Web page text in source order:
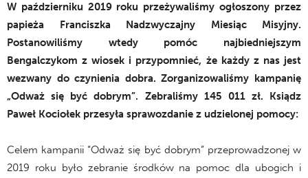
W październiku 2019 roku przeżywaliśmy ogłoszony przez
papieża Franciszka Nadzwyczajny Miesiąc Misyjny.
Postanowiliśmy wtedy pomóc najbiedniejszym
Bengalczykom z wiosek i przypomnieć, że każdy z nas jest
wezwany do czynienia dobra. Zorganizowaliśmy kampanię
„Odważ się być dobrym”. Zebraliśmy 145 011 zł. Ksiądz
Paweł Kociołek przesyła sprawozdanie z udzielonej pomocy:
Celem kampanii “Odważ się być dobrym” przeprowadzonej w
2019 roku było zebranie środków na pomoc dla ubogich i